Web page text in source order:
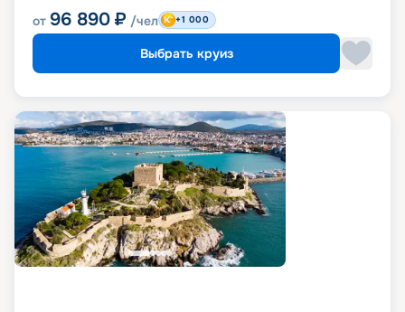
от 96 890 ₽ /чел +1 000
Выбрать круиз